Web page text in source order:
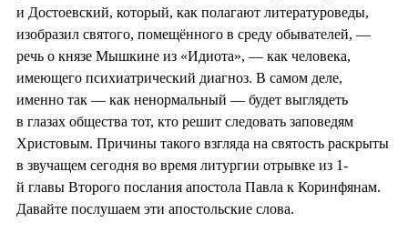
и Достоевский, который, как полагают литературоведы,
изобразил святого, помещённого в среду обывателей, —
речь о князе Мышкине из «Идиота», — как человека,
имеющего психиатрический диагноз. В самом деле,
именно так — как ненормальный — будет выглядеть
в глазах общества тот, кто решит следовать заповедям
Христовым. Причины такого взгляда на святость раскрыты
в звучащем сегодня во время литургии отрывке из 1-
й главы Второго послания апостола Павла к Коринфянам.
Давайте послушаем эти апостольские слова.